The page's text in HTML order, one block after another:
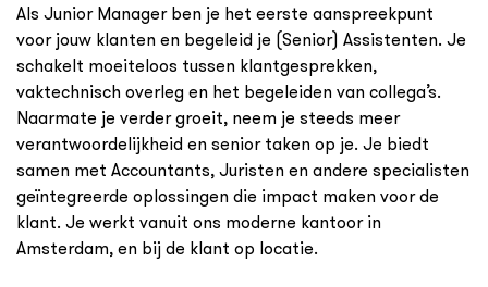
Als Junior Manager ben je het eerste aanspreekpunt
voor jouw klanten en begeleid je (Senior) Assistenten. Je
schakelt moeiteloos tussen klantgesprekken,
vaktechnisch overleg en het begeleiden van collega’s.
Naarmate je verder groeit, neem je steeds meer
verantwoordelijkheid en senior taken op je. Je biedt
samen met Accountants, Juristen en andere specialisten
geïntegreerde oplossingen die impact maken voor de
klant. Je werkt vanuit ons moderne kantoor in
Amsterdam, en bij de klant op locatie.